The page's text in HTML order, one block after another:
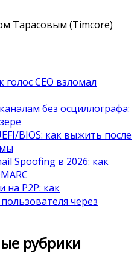
Тарасовым (Timcore)
CEO взломал
без осциллографа:
BIOS: как выжить после
Spoofing в 2026: как
на P2P: как
через
рубрики